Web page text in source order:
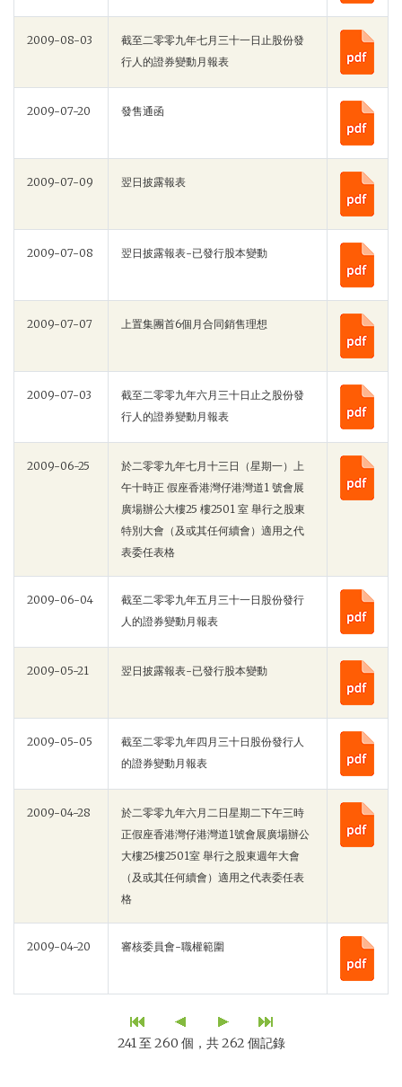
2009-08-03
截至二零零九年七月三十一日止股份發
行人的證券變動月報表
2009-07-20 發售通函
2009-07-09 翌日披露報表
2009-07-08 翌日披露報表-已發行股本變動
2009-07-07 上置集團首6個月合同銷售理想
2009-07-03
截至二零零九年六月三十日止之股份發
行人的證券變動月報表
2009-06-25
於二零零九年七月十三日（星期一）上
午十時正 假座香港灣仔港灣道1 號會展
廣場辦公大樓25 樓2501 室 舉行之股東
特別大會（及或其任何續會）適用之代
表委任表格
2009-06-04
截至二零零九年五月三十一日股份發行
人的證券變動月報表
2009-05-21 翌日披露報表-已發行股本變動
2009-05-05
截至二零零九年四月三十日股份發行人
的證券變動月報表
2009-04-28
於二零零九年六月二日星期二下午三時
正假座香港灣仔港灣道1號會展廣場辦公
大樓25樓2501室 舉行之股東週年大會
（及或其任何續會）適用之代表委任表
格
2009-04-20 審核委員會-職權範圍
241 至 260 個，共 262 個記錄